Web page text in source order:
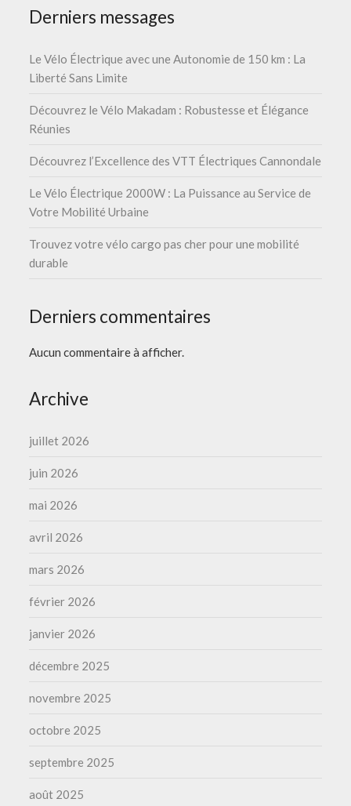
Derniers messages
Le Vélo Électrique avec une Autonomie de 150 km : La
Liberté Sans Limite
Découvrez le Vélo Makadam : Robustesse et Élégance
Réunies
Découvrez l’Excellence des VTT Électriques Cannondale
Le Vélo Électrique 2000W : La Puissance au Service de
Votre Mobilité Urbaine
Trouvez votre vélo cargo pas cher pour une mobilité
durable
Derniers commentaires
Aucun commentaire à afficher.
Archive
juillet 2026
juin 2026
mai 2026
avril 2026
mars 2026
février 2026
janvier 2026
décembre 2025
novembre 2025
octobre 2025
septembre 2025
août 2025